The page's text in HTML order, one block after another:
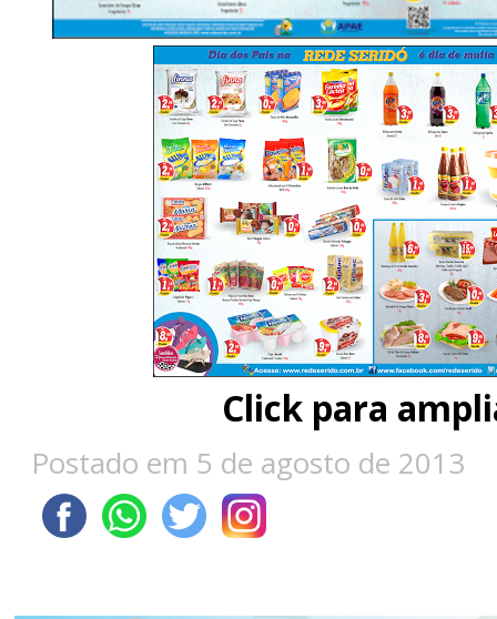
Click para
Postado em 5 de agosto de 2013